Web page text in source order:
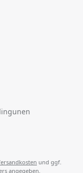
und ggf.
angegeben.